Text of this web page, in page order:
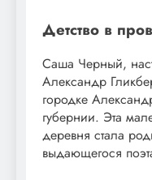
Детство в
Саша Черный,
Александр
городке
губернии. Эта
деревня стала
выдающегося